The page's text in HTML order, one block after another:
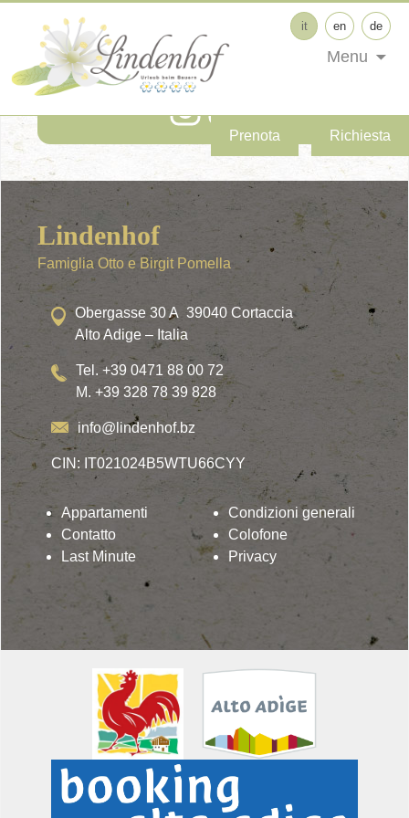
Prenota Richiesta
it en de
Menu
Seguici su Social Media!
Lindenhof
Famiglia Otto e Birgit Pomella
Obergasse 30 A 39040 Cortaccia
Alto Adige – Italia
Tel. +39 0471 88 00 72
M. +39 328 78 39 828
info@lindenhof.bz
CIN: IT021024B5WTU66CYY
Appartamenti
Contatto
Last Minute
Condizioni generali
Colofone
Privacy
Lindenhof